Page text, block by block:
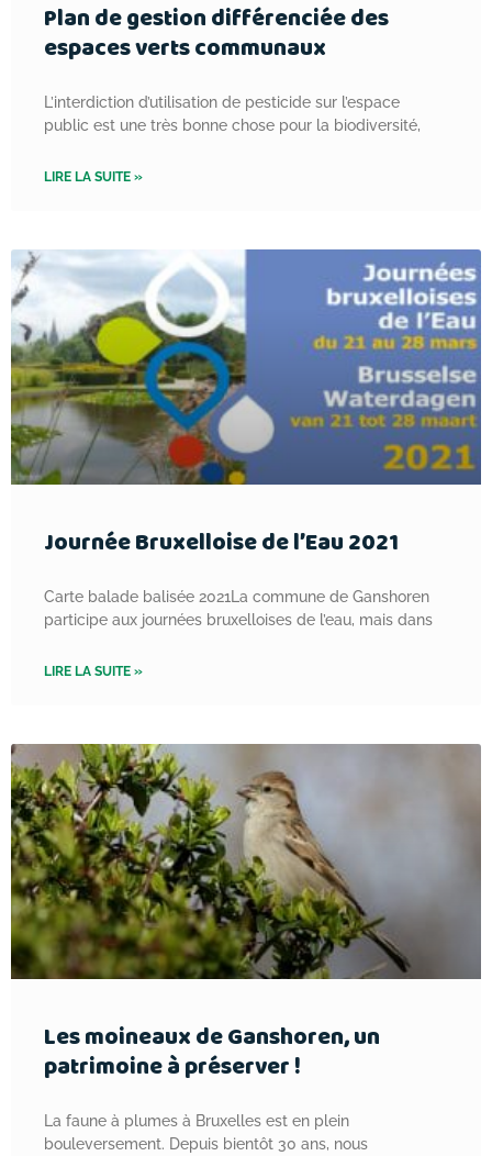
Plan de gestion différenciée des
espaces verts communaux
L’interdiction d’utilisation de pesticide sur l’espace
public est une très bonne chose pour la biodiversité,
LIRE LA SUITE »
Journée Bruxelloise de l’Eau 2021
Carte balade balisée 2021La commune de Ganshoren
participe aux journées bruxelloises de l’eau, mais dans
LIRE LA SUITE »
Les moineaux de Ganshoren, un
patrimoine à préserver !
La faune à plumes à Bruxelles est en plein
bouleversement. Depuis bientôt 30 ans, nous